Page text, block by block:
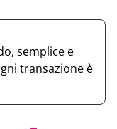
semplice e
transazione è